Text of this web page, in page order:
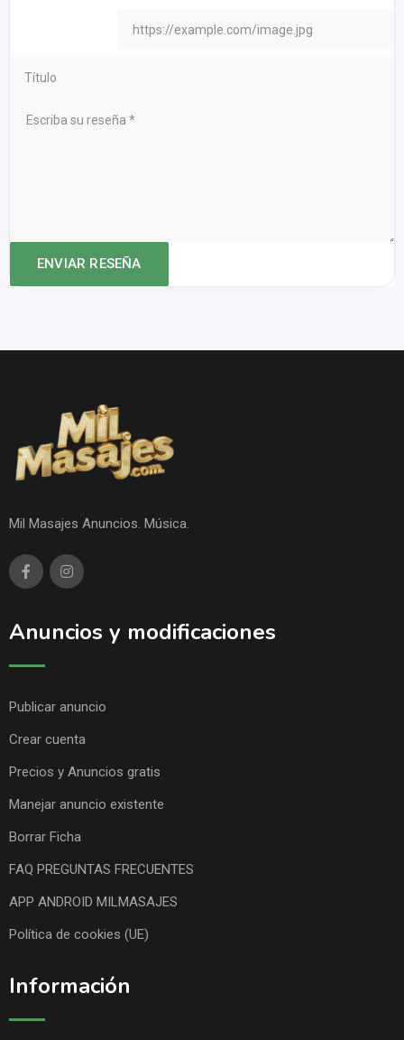
Mil Masajes Anuncios. Música.
Anuncios y modificaciones
Publicar anuncio
Crear cuenta
Precios y Anuncios gratis
Manejar anuncio existente
Borrar Ficha
FAQ PREGUNTAS FRECUENTES
APP ANDROID MILMASAJES
Política de cookies (UE)
Información